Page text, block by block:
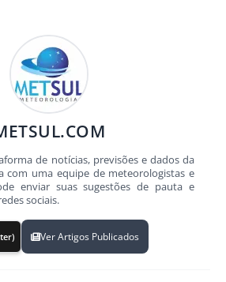
de notícias, previsões e dados da
com uma equipe de meteorologistas e
enviar suas sugestões de pauta e
sociais.
Ver Artigos Publicados